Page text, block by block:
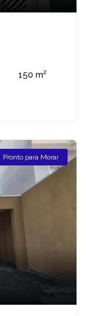
150 m²
Pronto para Morar